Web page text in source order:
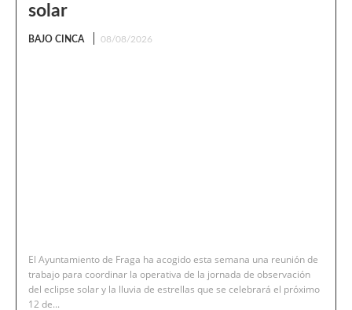
solar
BAJO CINCA 08/08/2026
El Ayuntamiento de Fraga ha acogido esta semana una reunión de
trabajo para coordinar la operativa de la jornada de observación
del eclipse solar y la lluvia de estrellas que se celebrará el próximo
12 de...